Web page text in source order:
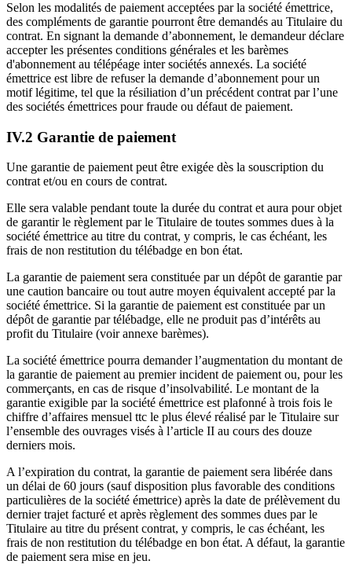
Selon les modalités de paiement acceptées par la société émettrice,
des compléments de garantie pourront être demandés au Titulaire du
contrat. En signant la demande d’abonnement, le demandeur déclare
accepter les présentes conditions générales et les barèmes
d'abonnement au télépéage inter sociétés annexés. La société
émettrice est libre de refuser la demande d’abonnement pour un
motif légitime, tel que la résiliation d’un précédent contrat par l’une
des sociétés émettrices pour fraude ou défaut de paiement.
IV.2 Garantie de paiement
Une garantie de paiement peut être exigée dès la souscription du
contrat et/ou en cours de contrat.
Elle sera valable pendant toute la durée du contrat et aura pour objet
de garantir le règlement par le Titulaire de toutes sommes dues à la
société émettrice au titre du contrat, y compris, le cas échéant, les
frais de non restitution du télébadge en bon état.
La garantie de paiement sera constituée par un dépôt de garantie par
une caution bancaire ou tout autre moyen équivalent accepté par la
société émettrice. Si la garantie de paiement est constituée par un
dépôt de garantie par télébadge, elle ne produit pas d’intérêts au
profit du Titulaire (voir annexe barèmes).
La société émettrice pourra demander l’augmentation du montant de
la garantie de paiement au premier incident de paiement ou, pour les
commerçants, en cas de risque d’insolvabilité. Le montant de la
garantie exigible par la société émettrice est plafonné à trois fois le
chiffre d’affaires mensuel ttc le plus élevé réalisé par le Titulaire sur
l’ensemble des ouvrages visés à l’article II au cours des douze
derniers mois.
A l’expiration du contrat, la garantie de paiement sera libérée dans
un délai de 60 jours (sauf disposition plus favorable des conditions
particulières de la société émettrice) après la date de prélèvement du
dernier trajet facturé et après règlement des sommes dues par le
Titulaire au titre du présent contrat, y compris, le cas échéant, les
frais de non restitution du télébadge en bon état. A défaut, la garantie
de paiement sera mise en jeu.